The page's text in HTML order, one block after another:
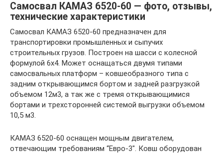
Самосвал КАМАЗ 6520-60 — фото, отзывы,
технические характеристики
Самосвал КАМАЗ 6520-60 предназначен для
транспортировки промышленных и сыпучих
строительных грузов. Построен на шасси с колесной
формулой 6х4. Может оснащаться двумя типами
самосвальных платформ – ковшеобразного типа с
задним открывающимся бортом и задней разгрузкой
объемом 12м3, а так же с тремя открывающимися
бортами и трехсторонней системой выгрузки объемом
10,5 м3.
КАМАЗ 6520-60 оснащен мощным двигателем,
отвечающим требованиям “Евро-3″. Ковш оборудован